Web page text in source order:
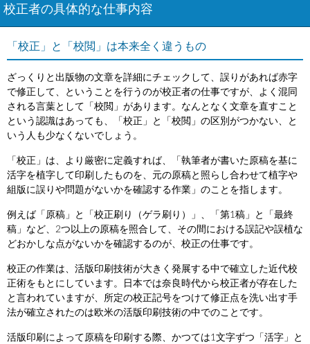
校正者の具体的な仕事内容
「校正」と「校閲」は本来全く違うもの
ざっくりと出版物の文章を詳細にチェックして、誤りがあれば赤字
で修正して、ということを行うのが校正者の仕事ですが、よく混同
される言葉として「校閲」があります。なんとなく文章を直すこと
という認識はあっても、「校正」と「校閲」の区別がつかない、と
いう人も少なくないでしょう。
「校正」は、より厳密に定義すれば、「執筆者が書いた原稿を基に
活字を植字して印刷したものを、元の原稿と照らし合わせて植字や
組版に誤りや問題がないかを確認する作業」のことを指します。
例えば「原稿」と「校正刷り（ゲラ刷り）」、「第1稿」と「最終
稿」など、2つ以上の原稿を照合して、その間における誤記や誤植な
どおかしな点がないかを確認するのが、校正の仕事です。
校正の作業は、活版印刷技術が大きく発展する中で確立した近代校
正術をもとにしています。日本では奈良時代から校正者が存在した
と言われていますが、所定の校正記号をつけて修正点を洗い出す手
法が確立されたのは欧米の活版印刷技術の中でのことです。
活版印刷によって原稿を印刷する際、かつては1文字ずつ「活字」と